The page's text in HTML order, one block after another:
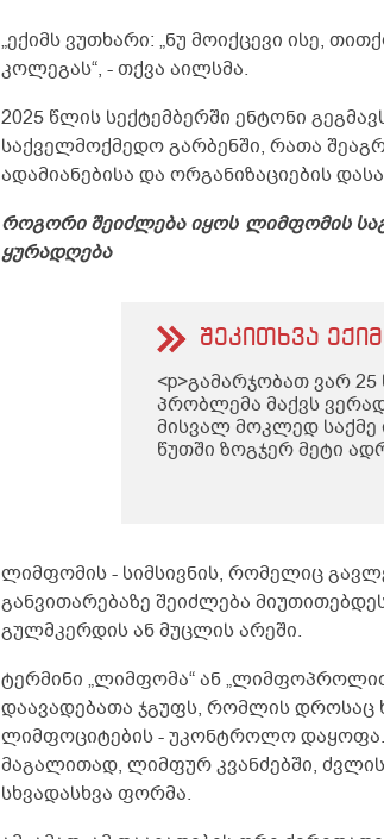
„ექიმს ვუთხარი: „ნუ მოიქცევი ისე,
კოლეგას“, - თქვა აილსმა.
2025 წლის სექტემბერში ენტონი
საქველმოქმედო გარბენში, რათა
ადამიანებისა და ორგანიზაციების
როგორი შეიძლება იყოს ლიმფომის
ყურადღება
შეკითხვა
<p>გამარჯობათ ვარ
პრობლემა მაქვს
მისვალ მოკლედ
წუთში ზოგჯერ მეტი
გადმოდის ხან ბერვი
თქვენთან
დამიწეროთ თქვენი</p>
ლიმფომის - სიმსივნის, რომელიც
განვითარებაზე შეიძლება
გულმკერდის ან მუცლის არეში.
ტერმინი „ლიმფომა“ ან
დაავადებათა ჯგუფს, რომლის დროსაც
ლიმფოციტების - უკონტროლო დაყოფა.
მაგალითად, ლიმფურ კვანძებში,
სხვადასხვა ფორმა.